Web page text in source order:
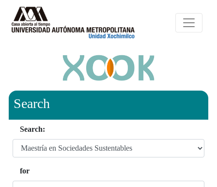
Search
Search:
for